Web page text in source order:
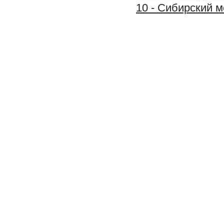
10 - Сибирский